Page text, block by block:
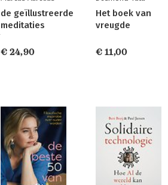
de geïllustreerde
meditaties
€ 24,90
Het boek van
vreugde
€ 11,00